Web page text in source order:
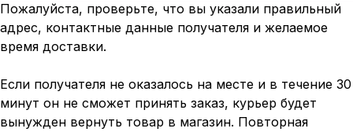
Пожалуйста, проверьте, что вы указали правильный
адрес, контактные данные получателя и желаемое
время доставки.
Если получателя не оказалось на месте и в течение 30
минут он не сможет принять заказ, курьер будет
вынужден вернуть товар в магазин. Повторная